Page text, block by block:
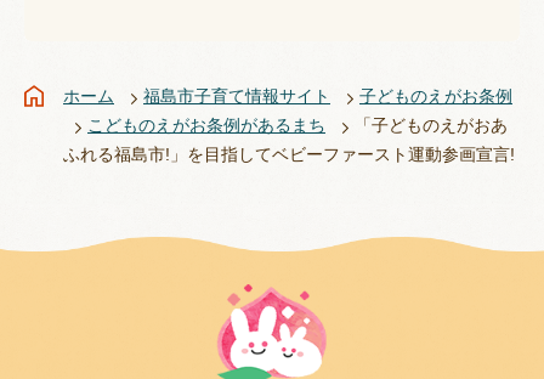
ホーム 福島市子育て情報サイト
子どものえがお条例
こどものえがお条例があるまち
「子どものえがおあ
ふれる福島市!」を目指してベビーファースト運動参画宣言!